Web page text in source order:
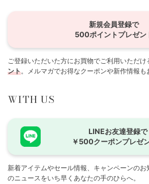
新規会員登録で
500ポイントプレゼン
ご登録いただいた方にお買物でご利用いただけ
ント。メルマガでお得なクーポンや新作情報も
WITH US
LINEお友達登録で
￥500クーポンプレゼ
新着アイテムやセール情報、キャンペーンの
のニュースをいち早くあなたの手のひらへ。